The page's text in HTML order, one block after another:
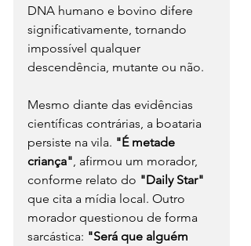
DNA humano e bovino difere
significativamente, tornando
impossível qualquer
descendência, mutante ou não.
Mesmo diante das evidências
científicas contrárias, a boataria
persiste na vila. "É metade
criança" , afirmou um morador,
conforme relato do "Daily Star"
que cita a mídia local. Outro
morador questionou de forma
sarcástica: "Será que alguém